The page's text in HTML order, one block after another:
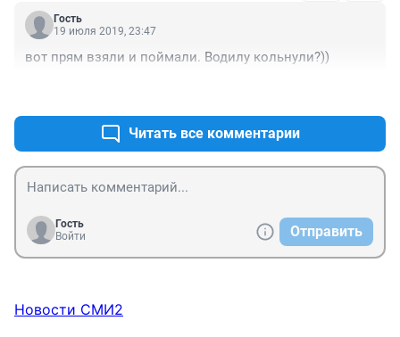
Гость
19 июля 2019, 23:47
вот прям взяли и поймали. Водилу кольнули?))
Читать все комментарии
Гость
Войти
Отправить
Новости СМИ2